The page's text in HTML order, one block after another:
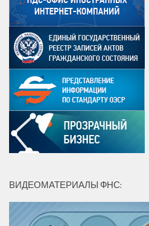
ВИДЕОМАТЕРИАЛЫ ФНС: